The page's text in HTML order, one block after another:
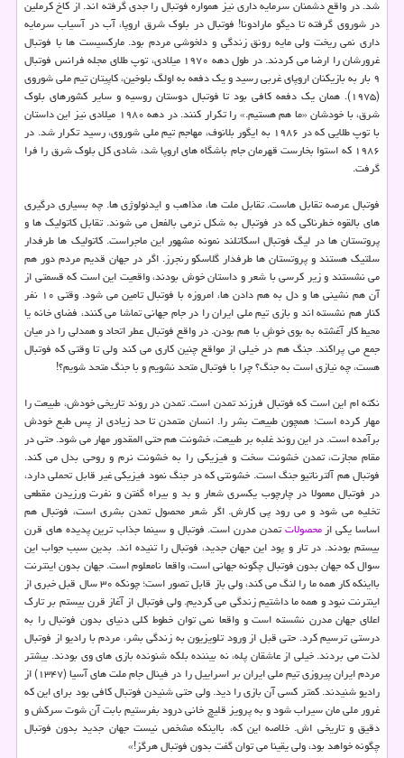
شد. در واقع دشمنان سرمایه داری نیز همواره فوتبال را جدی گرفته اند. از كاخ كرملین
در شوروی گرفته تا دیگو مارادونا! فوتبال در بلوك شرق اروپا، آب در آسیاب سرمایه
داری نمی ریخت ولی مایه رونق زندگی و دلخوشی مردم بود. ماركسیست ها با فوتبال
غرورشان را ارضا می كردند. در طول دهه ۱۹۷۰ میلادی، توپ طلای مجله فرانس فوتبال
۹ بار به بازیكنان اروپای غربی رسید و یك دفعه به اولگ بلوخین، كاپیتان تیم ملی شوروی
(۱۹۷۵). همان یك دفعه كافی بود تا فوتبال دوستان روسیه و سایر كشورهای بلوك
شرق، با خودشان «ما هم هستیم.» را تكرار كنند. در دهه ۱۹۸۰ میلادی نیز این داستان
با توپ طلایی كه در ۱۹۸۶ به ایگور بلانوف، مهاجم تیم ملی شوروی، رسید تكرار شد. در
۱۹۸۶ كه استوا بخارست قهرمان جام باشگاه های اروپا شد، شادی كل بلوك شرق را فرا
گرفت.
فوتبال عرصه تقابل هاست. تقابل ملت ها، مذاهب و ایدئولوژی ها. چه بسیاری درگیری
های بالقوه خطرناكی كه در فوتبال به شكل نرمی بالفعل می شوند. تقابل كاتولیك ها و
پروتستان ها در لیگ فوتبال اسكاتلند نمونه مشهور این ماجراست. كاتولیك ها طرفدار
سلتیك هستند و پروتستان ها طرفدار گلاسكو رنجرز. اگر در جهان قدیم مردم دور هم
می نشستند و زیر كرسی با شعر و داستان خوش بودند، واقعیت این است كه قسمتی از
آن هم نشینی ها و دل به هم دادن ها، امروزه با فوتبال تامین می شود. وقتی ۱۰ نفر
كنار هم نشسته اند و بازی تیم ملی ایران را در جام جهانی تماشا می كنند، فضای خانه یا
محیط كار آغشته به بوی خوشِ با هم بودن. در واقع فوتبال عطر اتحاد و همدلی را در میان
جمع می پراكند. جنگ هم در خیلی از مواقع چنین كاری می كند ولی تا وقتی كه فوتبال
هست، چه نیازی است به جنگ؟ چرا با فوتبال متحد نشویم و با جنگ متحد شویم؟!
نكته ام این است كه فوتبال فرزند تمدن است. تمدن در روند تاریخی خودش، طبیعت را
مهار كرده است؛ همچون طبیعت بشر را. انسان متمدن تا حد زیادی از پس طبع خودش
برآمده است. در این روند غلبه بر طبیعت، خشونت هم حتی المقدور مهار می شود. حتی در
مقام مجازت، تمدن خشونت سخت و فیزیكی را به خشونت نرم و روحی بدل می كند.
فوتبال هم آلترناتیو جنگ است. خشونتی كه در جنگ نمود فیزیكی غیر قابل تحملی دارد،
در فوتبال معمولا در چارچوب یكسری شعار و بد و بیراه گفتن و نفرت ورزیدن مقطعی
تخلیه می شود و می رود پی كارش. اگر شعر محصول تمدن بشری است، فوتبال هم
اساسا یكی ازمحصولاتتمدن مدرن است. فوتبال و سینما جذاب ترین پدیده های قرن
بیستم بودند. در تار و پود این جهان جدید، فوتبال را تنیده اند. بدین سبب جواب این
سوال كه جهان بدون فوتبال چگونه جهانی است، واقعا نامعلوم است. جهان بدون اینترنت
بااینكه كار همه ما را لنگ می كند، ولی باز قابل تصور است؛ چونكه ۳۰ سال قبل خبری از
اینترنت نبود و همه ما داشتیم زندگی می كردیم. ولی فوتبال از آغاز قرن بیستم بر تارك
اعلای جهان مدرن نشسته است و واقعا نمی توان خطوط كلی دنیای بدون فوتبال را به
درستی ترسیم كرد. حتی قبل از ورود تلویزیون به زندگی بشر، مردم با رادیو از فوتبال
لذت می بردند. خیلی از عاشقان پله، نه بیننده بلكه شنونده بازی های وی بودند. بیشتر
مردم ایران پیروزی تیم ملی ایران بر اسراییل را در فینال جام ملت های آسیا (۱۳۴۷) از
رادیو شنیدند. كمتر كسی آن بازی را دید. ولی حتی شنیدن فوتبال كافی بود برای این كه
غرور ملی مان سیراب شود و به پرویز قلیچ خانی درود بفرستیم بابت آن شوت سركش و
دقیق و تاریخی اش. خلاصه این كه، بااینكه مشخص نیست جهان جدید بدون فوتبال
چگونه خواهد بود، ولی یقینا می توان گفت بدون فوتبال هرگز!»